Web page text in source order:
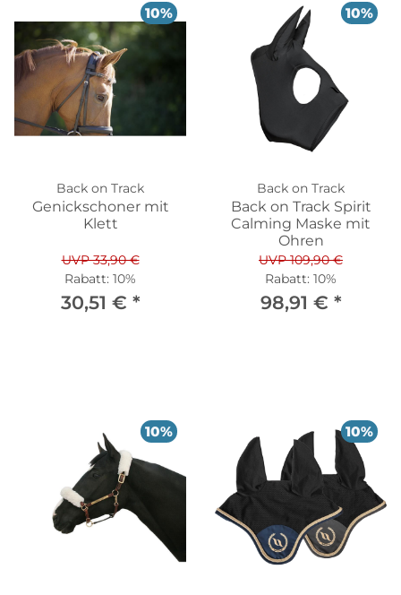
10%
Back on Track
Genickschoner mit
Klett
UVP 33,90 €
Rabatt: 10%
30,51 € *
10%
Back on Track
Back on Track Spirit
Calming Maske mit
Ohren
UVP 109,90 €
Rabatt: 10%
98,91 € *
10% 10%